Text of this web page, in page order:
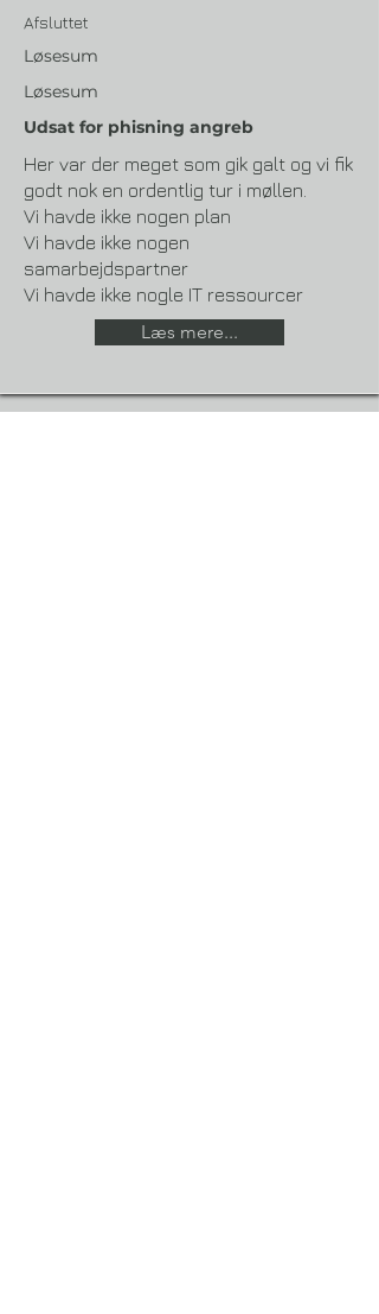
Afsluttet
Løsesum
Løsesum
Udsat for phisning angreb
Her var der meget som gik galt og vi fik
godt nok en ordentlig tur i møllen.
Vi havde ikke nogen plan
Vi havde ikke nogen
samarbejdspartner
Vi havde ikke nogle IT ressourcer
Læs mere...